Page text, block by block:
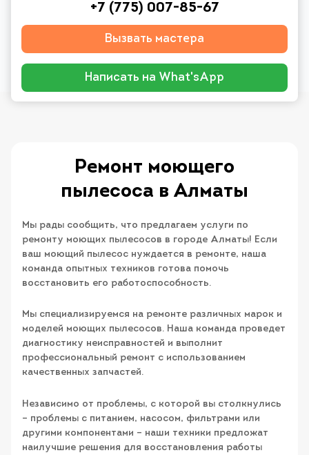
+7 (775) 007-85-67
Вызвать мастера
Написать на What'sApp
Ремонт моющего
пылесоса в Алматы
Мы рады сообщить, что предлагаем услуги по
ремонту моющих пылесосов в городе Алматы! Если
ваш моющий пылесос нуждается в ремонте, наша
команда опытных техников готова помочь
восстановить его работоспособность.
Мы специализируемся на ремонте различных марок и
моделей моющих пылесосов. Наша команда проведет
диагностику неисправностей и выполнит
профессиональный ремонт с использованием
качественных запчастей.
Независимо от проблемы, с которой вы столкнулись
– проблемы с питанием, насосом, фильтрами или
другими компонентами – наши техники предложат
наилучшие решения для восстановления работы